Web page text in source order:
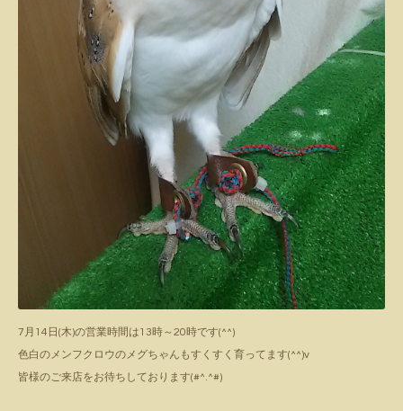
7月14日(木)の営業時間は13時～20時です(^^)
色白のメンフクロウのメグちゃんもすくすく育ってます(^^)v
皆様のご来店をお待ちしております(#^.^#)